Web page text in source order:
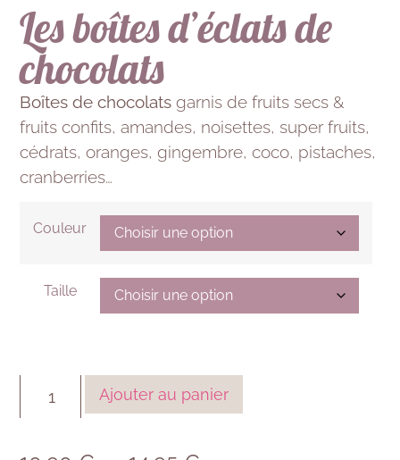
Les boîtes d’éclats de
chocolats
Boîtes de chocolats garnis de fruits secs &
fruits confits, amandes, noisettes, super fruits,
cédrats, oranges, gingembre, coco, pistaches,
cranberries…
Couleur
Taille
Ajouter au panier